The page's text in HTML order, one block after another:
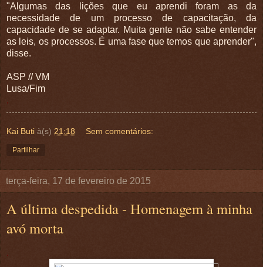
"Algumas das lições que eu aprendi foram as da
necessidade de um processo de capacitação, da
capacidade de se adaptar. Muita gente não sabe entender
as leis, os processos. É uma fase que temos que aprender",
disse.
ASP // VM
Lusa/Fim
.
Kai Buti à(s) 21:18 Sem comentários:
Partilhar
terça-feira, 17 de fevereiro de 2015
A última despedida - Homenagem à minha
avó morta
.